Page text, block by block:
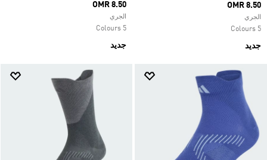
OMR 8.50
الجري
5 Colours
جديد
OMR 8.50
الجري
5 Colours
جديد